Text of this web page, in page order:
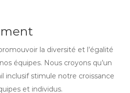
la diversité et l’égalité
équipes. Nous croyons qu’un
inclusif stimule notre croissance
et individus.